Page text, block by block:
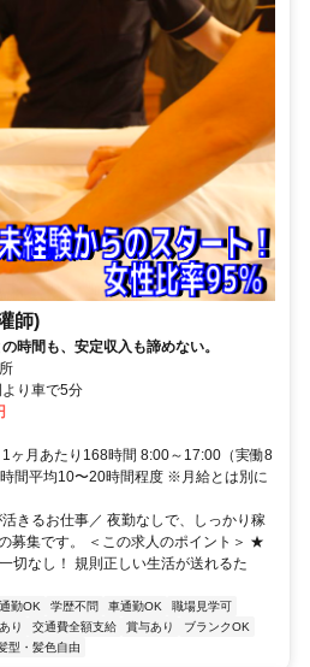
師)
時間も、安定収入も諦めない。
り車で5分
ヶ月あたり168時間 8:00～17:00（実働8
間平均10〜20時間程度 ※月給とは別に
きるお仕事／ 夜勤なしで、しっかり稼
募集です。 ＜この求人のポイント＞ ★
切なし！ 規則正しい生活が送れるた
勤OK 学歴不問 車通勤OK
職場見学可
り 交通費全額支給 賞与あり
ブランクOK
型・髪色自由